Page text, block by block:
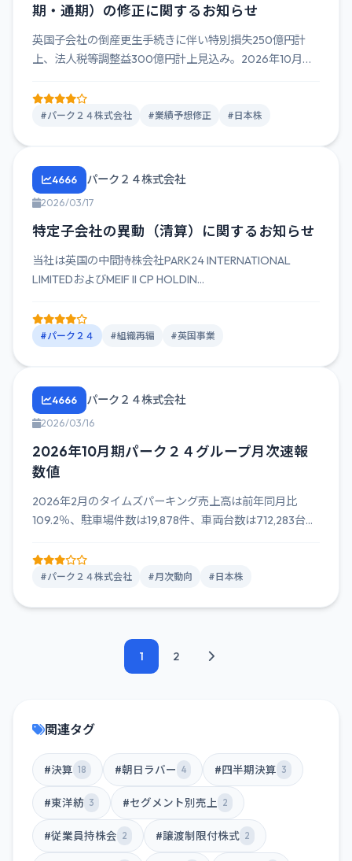
期・通期）の修正に関するお知らせ
英国子会社の倒産更生手続きに伴い特別損失250億円計
上、法人税等調整益300億円計上見込み。2026年10月期
#パーク２４株式会社 #業績予想修正 #日本株
4666 パーク２４株式会社
2026/03/17
特定子会社の異動（清算）に関するお知らせ
当社は英国の中間持株会社PARK24 INTERNATIONAL
LIMITEDおよびMEIF II CP HOLDIN...
#パーク２４ #組織再編 #英国事業
4666 パーク２４株式会社
2026/03/16
2026年10月期パーク２４グループ月次速報
数値
2026年2月のタイムズパーキング売上高は前年同月比
109.2％、駐車場件数は19,878件、車両台数は712,283台...
#パーク２４株式会社 #月次動向 #日本株
1 2
関連タグ
#決算 18 #朝日ラバー 4 #四半期決算 3
#東洋紡 3 #セグメント別売上 2
#従業員持株会 2 #譲渡制限付株式 2